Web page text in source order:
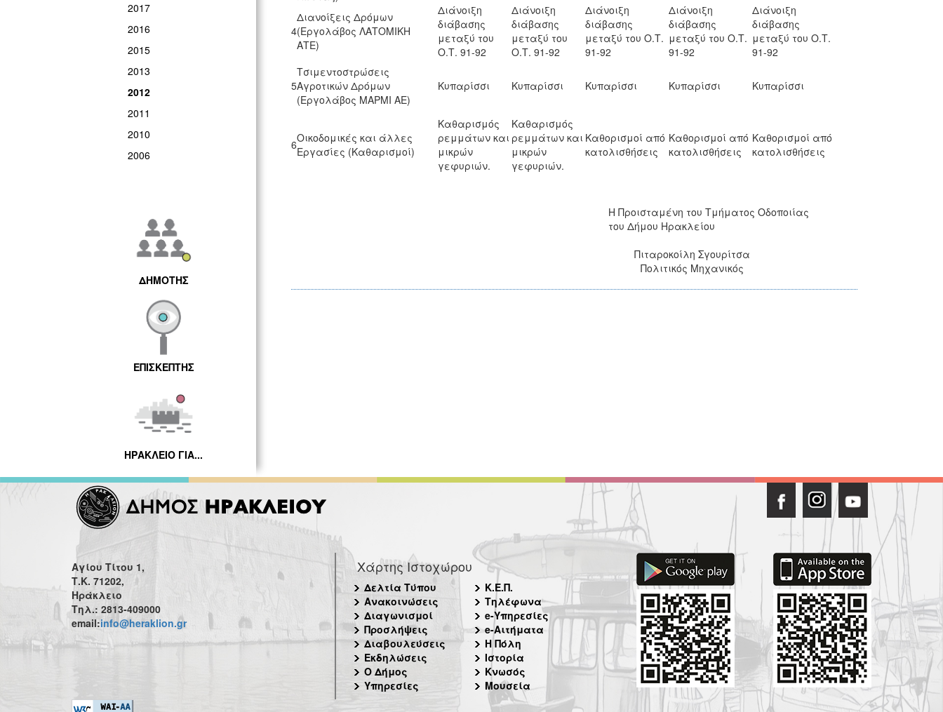
2017
2016
2015
2013
2012
2011
2010
2006
ΔΗΜΟΤΗΣ
ΕΠΙΣΚΕΠΤΗΣ
ΗΡΑΚΛΕΙΟ ΓΙΑ...
4
Διανοίξεις Δρόμων
(Εργολάβος ΛΑΤΟΜΙΚΗ
ΑΤΕ)
Διάνοιξη
διάβασης
μεταξύ του
Ο.Τ. 91-92
Διάνοιξη
διάβασης
μεταξύ του
Ο.Τ. 91-92
Διάνοιξη
διάβασης
μεταξύ του Ο.Τ.
91-92
Διάνοιξη
διάβασης
μεταξύ του Ο.Τ.
91-92
Διάνοιξη
διάβασης
μεταξύ του Ο.Τ.
91-92
5
Τσιμεντοστρώσεις
Αγροτικών Δρόμων
(Εργολάβος ΜΑΡΜΙ ΑΕ)
Κυπαρίσσι Κυπαρίσσι Κυπαρίσσι Κυπαρίσσι Κυπαρίσσι
6Οικοδομικές και άλλες
Εργασίες (Καθαρισμοί)
Καθαρισμός
ρεμμάτων και
μικρών
γεφυριών.
Καθαρισμός
ρεμμάτων και
μικρών
γεφυριών.
Καθορισμοί από
κατολισθήσεις
Καθορισμοί από
κατολισθήσεις
Καθορισμοί από
κατολισθήσεις
Η Προισταμένη του Τμήματος Οδοποιίας
του Δήμου Ηρακλείου
Πιταροκοίλη Σγουρίτσα
Πολιτικός Μηχανικός
Αγίου Τίτου 1,
Τ.Κ. 71202,
Ηράκλειο
Τηλ.: 2813-409000
email:info@heraklion.gr
Χάρτης Ιστοχώρου
Δελτία Τύπου
Ανακοινώσεις
Διαγωνισμοί
Προσλήψεις
Διαβουλεύσεις
Εκδηλώσεις
Ο Δήμος
Υπηρεσίες
Κ.Ε.Π.
Τηλέφωνα
e-Υπηρεσίες
e-Αιτήματα
Η Πόλη
Ιστορία
Κνωσός
Μουσεία